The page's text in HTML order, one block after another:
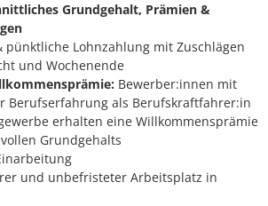
Grundgehalt, Prämien &
pünktliche Lohnzahlung mit Zuschlägen
und Wochenende
Bewerber:innen mit
Berufserfahrung als Berufskraftfahrer:in
erhalten eine Willkommensprämie
Grundgehalts
und unbefristeter Arbeitsplatz in